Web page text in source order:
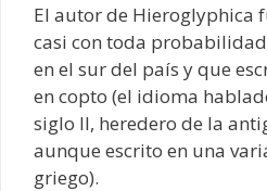
El autor de Hieroglyphica
casi con toda
en el sur del país y que
en copto (el idioma
siglo II, heredero de la
aunque escrito en una
griego).